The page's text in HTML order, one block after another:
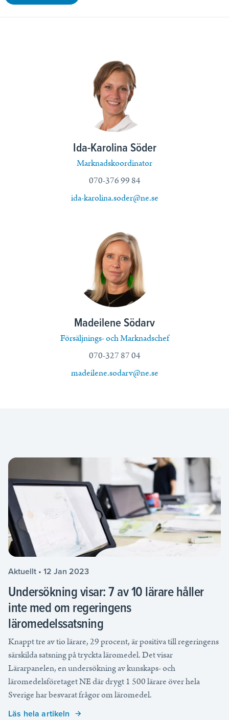
Ida-Karolina Söder
Marknadskoordinator
070-376 99 84
ida-karolina.soder@ne.se
Madeilene Södarv
Försäljnings- och Marknadschef
070-327 87 04
madeilene.sodarv@ne.se
Aktuellt • 12 Jan 2023
Undersökning visar: 7 av 10 lärare håller
inte med om regeringens
läromedelssatsning
Knappt tre av tio lärare, 29 procent, är positiva till regeringens
särskilda satsning på tryckta läromedel. Det visar
Lärarpanelen, en undersökning av kunskaps- och
läromedelsföretaget NE där drygt 1 500 lärare över hela
Sverige har besvarat frågor om läromedel.
Läs hela artikeln